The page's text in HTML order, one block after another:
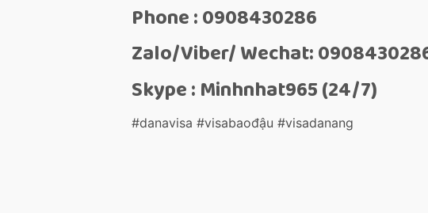
Phone : 0908430286
Zalo/Viber/ Wechat:
Skype : Minhnhat965 (24/7)
#danavisa #visabaođậu #visadanang